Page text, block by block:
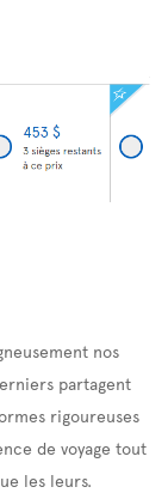
nos
partagent
rigoureuses
de voyage tout
les leurs.